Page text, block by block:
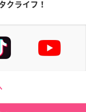
クライフ！